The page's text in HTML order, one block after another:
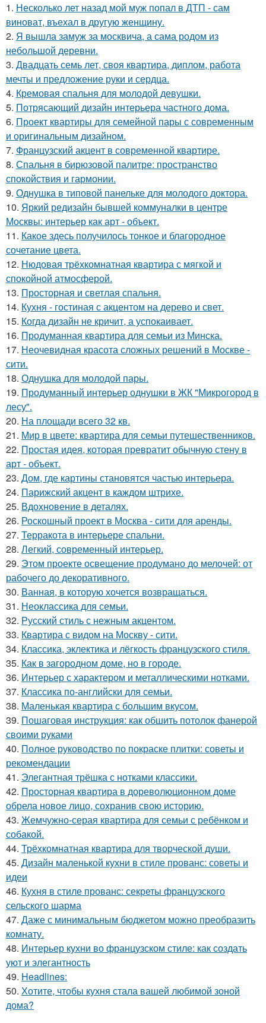
1. Несколько лет назад мой муж попал в ДТП - сам
виноват, въехал в другую женщину.
2. Я вышла замуж за москвича, а сама родом из
небольшой деревни.
3. Двадцать семь лет, своя квартира, диплом, работа
мечты и предложение руки и сердца.
4. Кремовая спальня для молодой девушки.
5. Потрясающий дизайн интерьера частного дома.
6. Проект квартиры для семейной пары с современным
и оригинальным дизайном.
7. Французский акцент в современной квартире.
8. Спальня в бирюзовой палитре: пространство
спокойствия и гармонии.
9. Однушка в типовой панельке для молодого доктора.
10. Яркий редизайн бывшей коммуналки в центре
Москвы: интерьер как арт - объект.
11. Какое здесь получилось тонкое и благородное
сочетание цвета.
12. Нюдовая трёхкомнатная квартира с мягкой и
спокойной атмосферой.
13. Просторная и светлая спальня.
14. Кухня - гостиная с акцентом на дерево и свет.
15. Когда дизайн не кричит, а успокаивает.
16. Продуманная квартира для семьи из Минска.
17. Неочевидная красота сложных решений в Москве -
сити.
18. Однушка для молодой пары.
19. Продуманный интерьер однушки в ЖК "Микрогород в
лесу".
20. На площади всего 32 кв.
21. Мир в цвете: квартира для семьи путешественников.
22. Простая идея, которая превратит обычную стену в
арт - объект.
23. Дом, где картины становятся частью интерьера.
24. Парижский акцент в каждом штрихе.
25. Вдохновение в деталях.
26. Роскошный проект в Москва - сити для аренды.
27. Терракота в интерьере спальни.
28. Легкий, современный интерьер.
29. Этом проекте освещение продумано до мелочей: от
рабочего до декоративного.
30. Ванная, в которую хочется возвращаться.
31. Неоклассика для семьи.
32. Русский стиль с нежным акцентом.
33. Квартира с видом на Москву - сити.
34. Классика, эклектика и лёгкость французского стиля.
35. Как в загородном доме, но в городе.
36. Интерьер с характером и металлическими нотками.
37. Классика по-английски для семьи.
38. Маленькая квартира с большим вкусом.
39. Пошаговая инструкция: как обшить потолок фанерой
своими руками
40. Полное руководство по покраске плитки: советы и
рекомендации
41. Элегантная трёшка с нотками классики.
42. Просторная квартира в дореволюционном доме
обрела новое лицо, сохранив свою историю.
43. Жемчужно-серая квартира для семьи с ребёнком и
собакой.
44. Трёхкомнатная квартира для творческой души.
45. Дизайн маленькой кухни в стиле прованс: советы и
идеи
46. Кухня в стиле прованс: секреты французского
сельского шарма
47. Даже с минимальным бюджетом можно преобразить
комнату.
48. Интерьер кухни во французском стиле: как создать
уют и элегантность
49. Headlines:
50. Хотите, чтобы кухня стала вашей любимой зоной
дома?